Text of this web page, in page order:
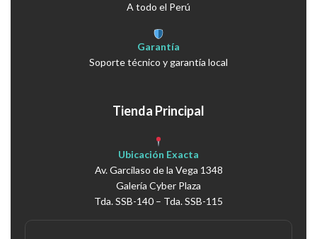
A todo el Perú
Garantía
Soporte técnico y garantía local
Tienda Principal
Ubicación Exacta
Av. Garcilaso de la Vega 1348
Galería Cyber Plaza
Tda. SSB-140 – Tda. SSB-115